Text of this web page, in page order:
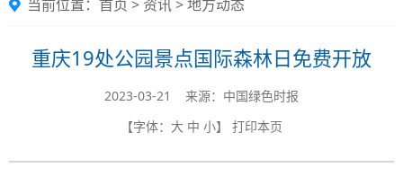
当前位置： 首页 > 资讯>地方动态
重庆19处公园景点国际森林日免费开放
2023-03-21 来源：中国绿色时报
【字体： 大 中 小】 打印本页